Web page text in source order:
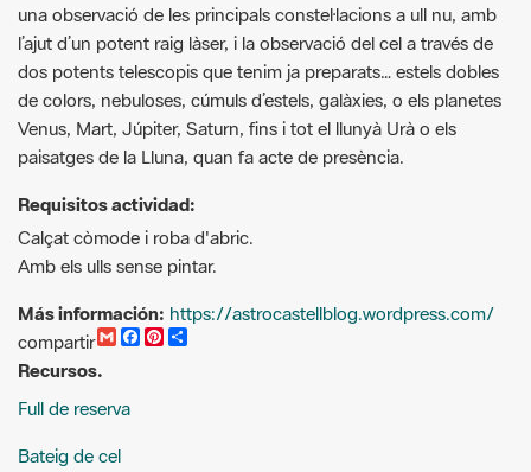
de colors, nebuloses, cúmuls d’estels, galàxies, o els planetes
Venus, Mart, Júpiter, Saturn, fins i tot el llunyà Urà o els
paisatges de la Lluna, quan fa acte de presència.
Requisitos actividad:
Calçat còmode i roba d'abric.
Más información:
https://astrocastellblog.wordpress.com/
compartir
G
m
i
l
F
a
e
b
o
P
e
r
C
o
p
a
Full de reserva
Bateig de cel